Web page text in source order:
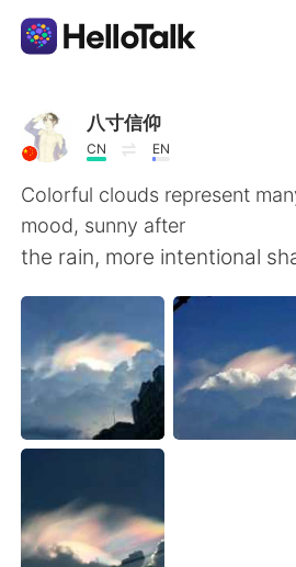
AI Grammar Checker
繁體中文
English
Español العربية
Français Deutsch
日本語
Русский
八寸信仰
CN EN
Colorful clouds represent
mood, sunny after
the rain, more intentional